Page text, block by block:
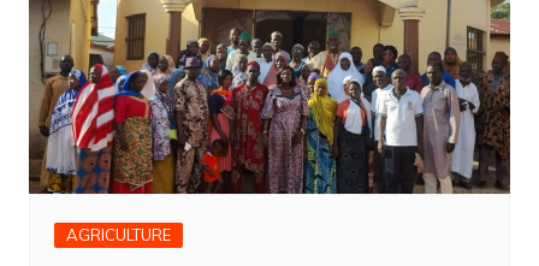
AGRICULTURE